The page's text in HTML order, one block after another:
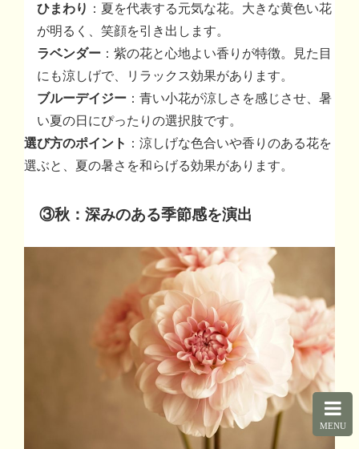
ひまわり
：夏を代表する元気な花。大きな黄色い花
が明るく、笑顔を引き出します。
ラベンダー ：紫の花と心地よい香りが特徴。見た目
にも涼しげで、リラックス効果があります。
ブルーデイジー ：青い小花が涼しさを感じさせ、暑
い夏の日にぴったりの選択肢です。
選び方のポイント
：涼しげな色合いや香りのある花を
選ぶと、夏の暑さを和らげる効果があります。
③秋：深みのある季節感を演出
MENU